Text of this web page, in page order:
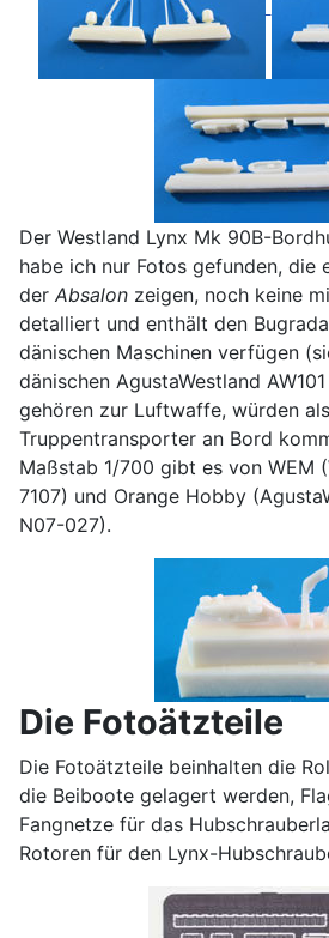
Der Westland Lynx Mk 90B-
habe ich nur Fotos gefunden, die
der Absalon zeigen, noch keine
detalliert und enthält den
dänischen Maschinen verfügen
dänischen AgustaWestland
gehören zur Luftwaffe, würden
Truppentransporter an Bord
Maßstab 1/700 gibt es von WEM
7107) und Orange Hobby
N07-027).
Die Fotoätzteile
Die Fotoätzteile beinhalten die
die Beiboote gelagert werden,
Fangnetze für das
Rotoren für den Lynx-